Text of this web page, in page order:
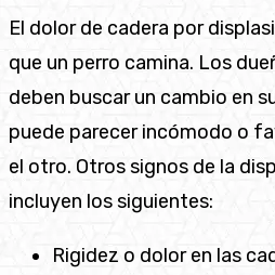
El dolor de cadera por
que un perro camina. Los
deben buscar un cambio en
puede parecer incómodo o
el otro. Otros signos de la
incluyen los siguientes:
Rigidez o dolor en las